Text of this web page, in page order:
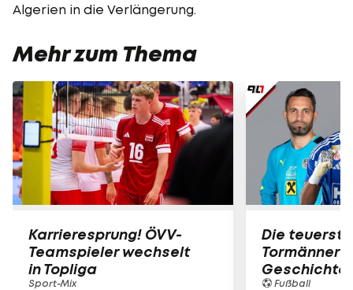
Algerien in die Verlängerung.
Mehr zum Thema
Karrieresprung! ÖVV-
Teamspieler wechselt
in Topliga
Sport-Mix
Die
Tormänner
Geschichte
Fußball